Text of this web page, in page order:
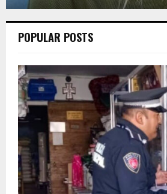
POPULAR POSTS